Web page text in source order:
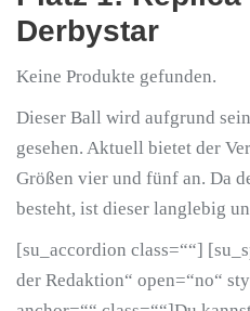
Derbystar
Keine Produkte gefunden.
Dieser Ball wird aufgrund
gesehen. Aktuell bietet der
Größen vier und fünf an. Da
besteht, ist dieser langlebig
[su_accordion class=““]
der Redaktion“ open=“no“